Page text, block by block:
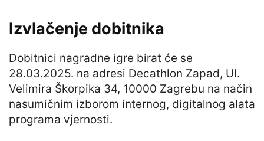
Izvlačenje dobitnika
Dobitnici nagradne igre birat će se
28.03.2025. na adresi Decathlon Zapad, Ul.
Velimira Škorpika 34, 10000 Zagrebu na način
nasumičnim izborom internog, digitalnog alata
programa vjernosti.